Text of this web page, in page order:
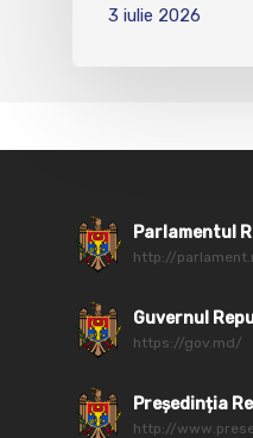
3 iulie 2026
Parlamentul
http://
Guvernul
https://gov.md/
Președinția
http://